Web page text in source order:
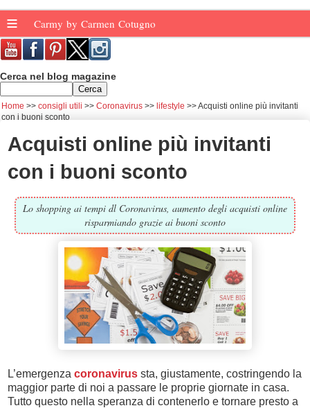
≡ Carmy by Carmen Cotugno
Cerca nel blog magazine
Home consigli utili Coronavirus lifestyle
Acquisti online più invitanti
con i buoni sconto
Acquisti online più invitanti
con i buoni sconto
Lo shopping ai tempi dl Coronavirus, aumento degli acquisti online
risparmiando grazie ai buoni sconto
L’emergenza coronavirus sta, giustamente, costringendo la
maggior parte di noi a passare le proprie giornate in casa.
Tutto questo nella speranza di contenerlo e tornare presto a